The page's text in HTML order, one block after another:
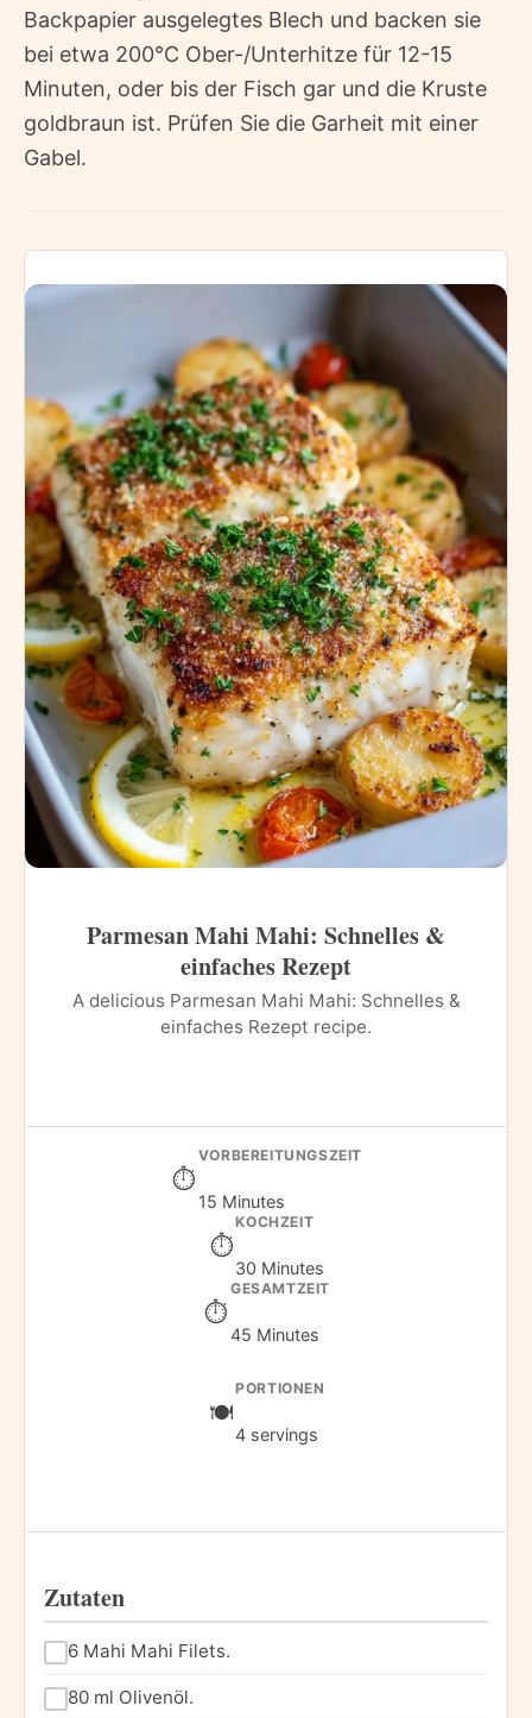
Backpapier ausgelegtes Blech und backen sie
bei etwa 200°C Ober-/Unterhitze für 12-15
Minuten, oder bis der Fisch gar und die Kruste
goldbraun ist. Prüfen Sie die Garheit mit einer
Gabel.
Parmesan Mahi Mahi: Schnelles &
einfaches Rezept
A delicious Parmesan Mahi Mahi: Schnelles &
einfaches Rezept recipe.
VORBEREITUNGSZEIT
15 Minutes
KOCHZEIT
30 Minutes
GESAMTZEIT
45 Minutes
PORTIONEN
4 servings
Zutaten
6 Mahi Mahi Filets.
80 ml Olivenöl.